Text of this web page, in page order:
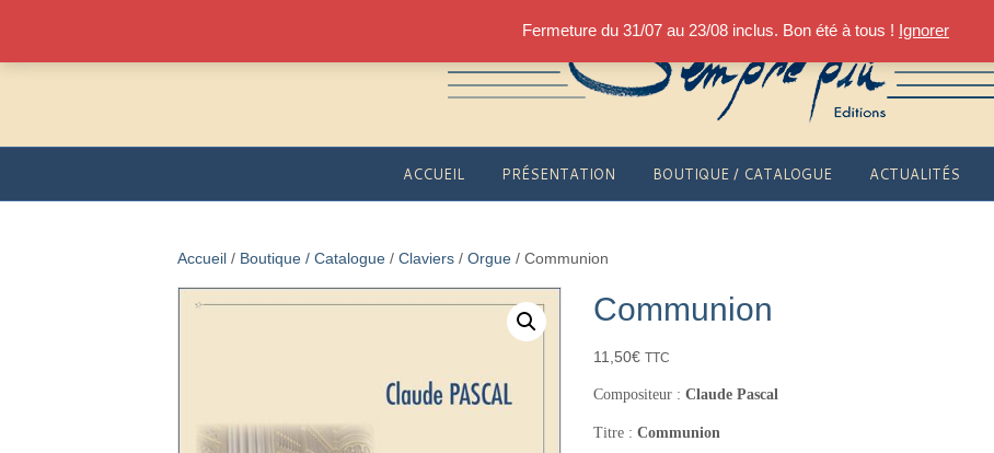
Fermeture du 31/07 au 23/08 inclus. Bon été à tous ! Ignorer
ACCUEIL PRÉSENTATION BOUTIQUE / CATALOGUE ACTUALITÉS
Accueil / Boutique / Catalogue / Claviers / Orgue / Communion
Communion
11,50€ TTC
Compositeur :Claude Pascal
Titre :Communion